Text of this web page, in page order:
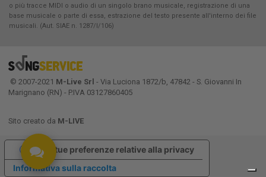
o più tracce MIDI o audio di un singolo brano musicale, registrazione di una
base musicale o parte di essa, estrazione del testo presente all'interno dei file
musicali. (Aut. SIAE n. 1287/I/106)
© 2007-2021 M-Live Srl - Via Luciona 1872/b, 47842 - S. Giovanni In
Marignano (RN) - P.IVA 03127860405
Sito creato da M-LIVE
Informativa sulla raccolta
Le tue preferenze relative alla privacy